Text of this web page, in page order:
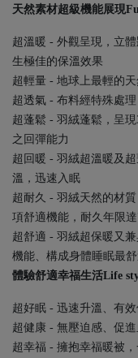
天然素材超級機能展現
超溫暖 - 外觀呈現，立
生極佳的保溫效果
超輕量 - 地球上最輕的
超透氣 - 布料經特殊處
超蓬鬆 - 羽絨蓬鬆，呈
之回彈能力
超回暖 - 羽絨超溫暖及
溫，迅速入眠
超耐久 - 羽絨天然的材
項舒適機能，耐久年限
超舒適 - 羽絨超保暖又
機能、構成身體睡眠最
體驗舒適幸福生活Life
超好眠 - 迅速升溫、有
超健康 - 無壓迫感、促
超幸福 - 擁抱幸福暖被